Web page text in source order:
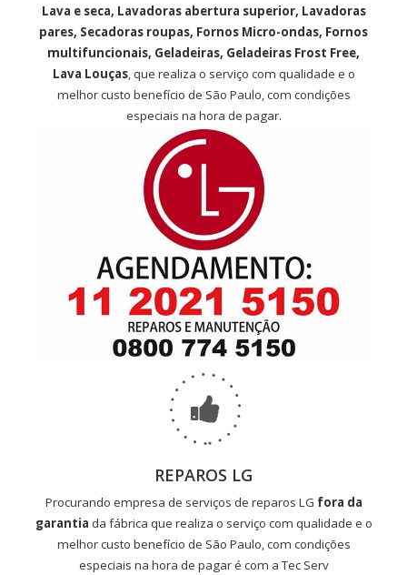
Lava e seca, Lavadoras abertura superior, Lavadoras
pares, Secadoras roupas, Fornos Micro-ondas, Fornos
multifuncionais, Geladeiras, Geladeiras Frost Free,
Lava Louças, que realiza o serviço com qualidade e o
melhor custo benefício de São Paulo, com condições
especiais na hora de pagar.
REPAROS LG
Procurando empresa de serviços de reparos LG fora da
garantia da fábrica que realiza o serviço com qualidade e o
melhor custo benefício de São Paulo, com condições
especiais na hora de pagar é com a Tec Serv